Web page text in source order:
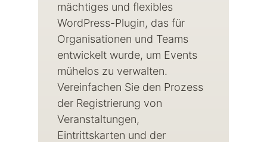
mächtiges und flexibles
WordPress-Plugin, das für
Organisationen und Teams
entwickelt wurde, um Events
mühelos zu verwalten.
Vereinfachen Sie den Prozess
der Registrierung von
Veranstaltungen,
Eintrittskarten und der